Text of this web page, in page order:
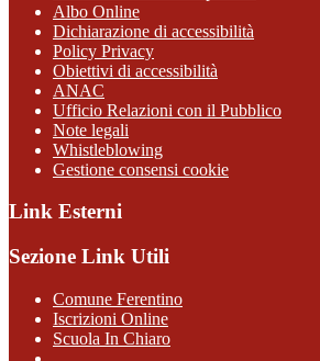
Albo Online
Dichiarazione di accessibilità
Policy Privacy
Obiettivi di accessibilità
ANAC
Ufficio Relazioni con il Pubblico
Note legali
Whistleblowing
Gestione consensi cookie
Link Esterni
Sezione Link Utili
Comune Ferentino
Iscrizioni Online
Scuola In Chiaro